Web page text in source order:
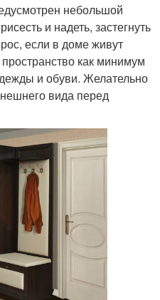
небольшой
и надеть, застегнуть
если в доме живут
как минимум
и обуви. Желательно
вида перед